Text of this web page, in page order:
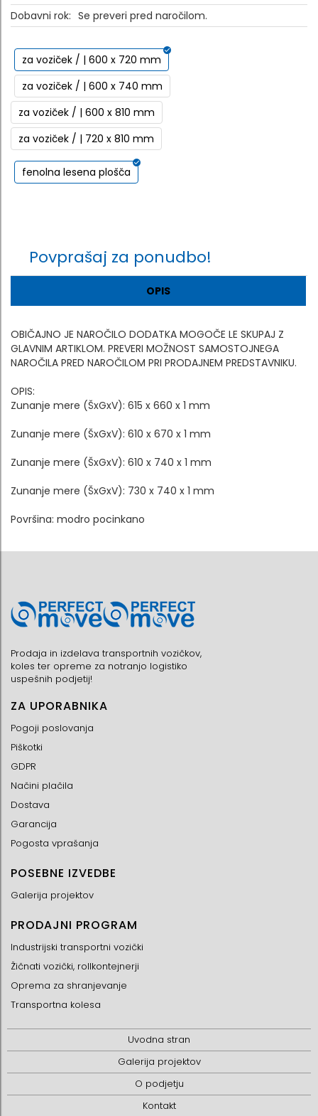
Dobavni rok: Se preveri pred naročilom.
za voziček / | 600 x 720 mm
za voziček / | 600 x 740 mm
za voziček / | 600 x 810 mm
za voziček / | 720 x 810 mm
fenolna lesena plošča
Povprašaj za ponudbo!
OPIS
OBIČAJNO JE NAROČILO DODATKA MOGOČE LE SKUPAJ Z
GLAVNIM ARTIKLOM. PREVERI MOŽNOST SAMOSTOJNEGA
NAROČILA PRED NAROČILOM PRI PRODAJNEM PREDSTAVNIKU.
OPIS:
Zunanje mere (ŠxGxV): 615 x 660 x 1 mm
Zunanje mere (ŠxGxV): 610 x 670 x 1 mm
Zunanje mere (ŠxGxV): 610 x 740 x 1 mm
Zunanje mere (ŠxGxV): 730 x 740 x 1 mm
Površina: modro pocinkano
Prodaja in izdelava transportnih vozičkov,
koles ter opreme za notranjo logistiko
uspešnih podjetij!
ZA UPORABNIKA
Pogoji poslovanja
Piškotki
GDPR
Načini plačila
Dostava
Garancija
Pogosta vprašanja
POSEBNE IZVEDBE
Galerija projektov
PRODAJNI PROGRAM
Industrijski transportni vozički
Žičnati vozički, rollkontejnerji
Oprema za shranjevanje
Transportna kolesa
Uvodna stran
Galerija projektov
O podjetju
Kontakt